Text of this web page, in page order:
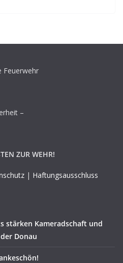
Feuerwehr
–
ZUR WEHR!
| Haftungsausschluss
stärken Kameradschaft und
Donau